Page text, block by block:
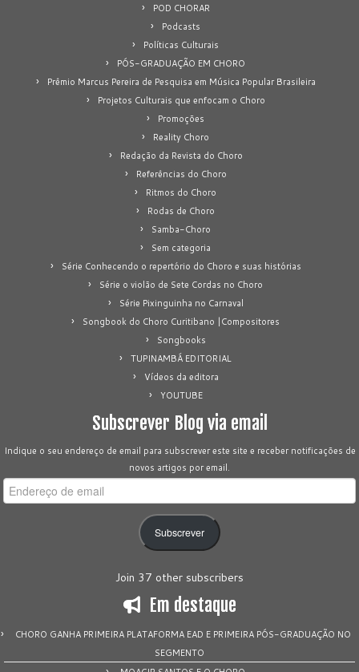
POD CHORAR
Podcasts
Políticas Culturais
PÓS-GRADUAÇÃO EM CHORO
Prêmio Marcus Pereira de Pesquisa em Música Popular Brasileira
Projetos Culturais que enfocam o Choro
Promoções
Reality Choro
Redação da Revista do Choro
Referências do Choro
Ritmos do Choro
Rodas de Choro
Samba-Choro
Sem categoria
Série Conhecendo o repertório do Choro e suas histórias
Série o violão de Sete Cordas no Choro
Série Pixinguinha no Carnaval
Songbook do Choro Curitibano |Compositores
Songbooks
TUPINAMBÁ EDITORIAL
Vídeos da editora
YOUTUBE
Subscrever Blog via email
Indique o seu endereço de email para subscrever este site e receber notificações de
novos artigos por email.
Endereço
de
Subscrever
Join 37 other subscribers
Em destaque
CHORO GANHA PRIMEIRA PLATAFORMA EAD E PRIMEIRA PÓS-GRADUAÇÃO NO
SEGMENTO